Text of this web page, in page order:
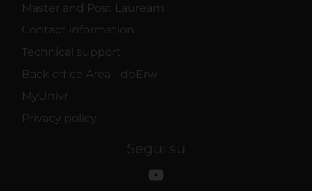
Master and Post Lauream
Contact information
Technical support
Back office Area - dbErw
MyUnivr
Privacy policy
Segui su